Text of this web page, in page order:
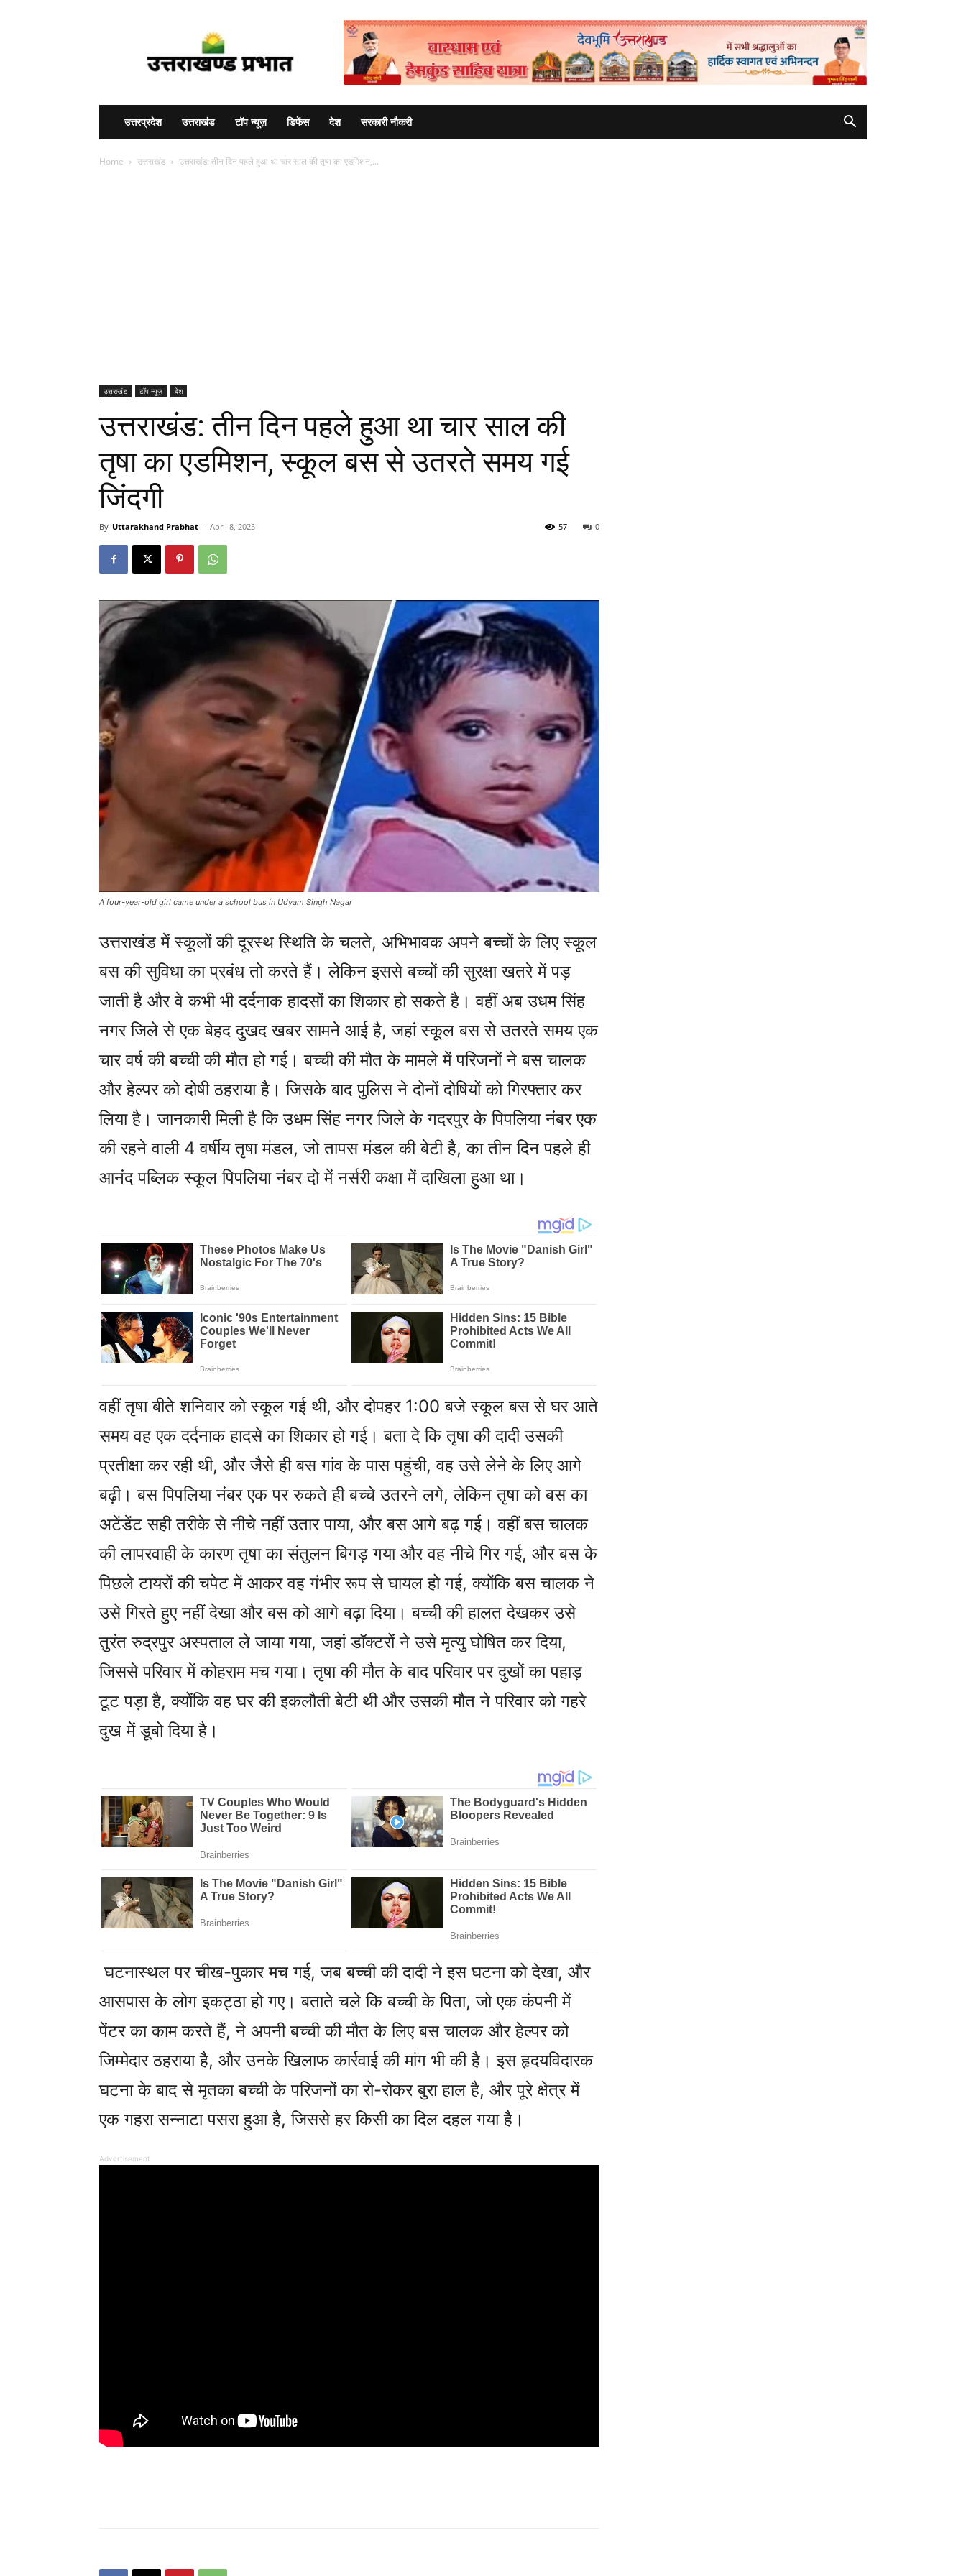
Advertisement
उत्तरप्रदेश उत्तराखंड टॉप न्यूज़ डिफेंस देश सरकारी नौकरी
Home उत्तराखंड उत्तराखंड: तीन दिन पहले हुआ था चार साल की तृषा का एडमिशन,...
उत्तराखंड टॉप न्यूज़ देश
उत्तराखंड: तीन दिन पहले हुआ था चार साल की
तृषा का एडमिशन, स्कूल बस से उतरते समय गई
जिंदगी
By Uttarakhand Prabhat - April 8, 2025 0
57
A four-year-old girl came under a school bus in Udyam Singh Nagar
उत्तराखंड में स्कूलों की दूरस्थ स्थिति के चलते, अभिभावक अपने बच्चों के लिए स्कूल
बस की सुविधा का प्रबंध तो करते हैं। लेकिन इससे बच्चों की सुरक्षा खतरे में पड़
जाती है और वे कभी भी दर्दनाक हादसों का शिकार हो सकते है। वहीं अब उधम सिंह
नगर जिले से एक बेहद दुखद खबर सामने आई है, जहां स्कूल बस से उतरते समय एक
चार वर्ष की बच्ची की मौत हो गई। बच्ची की मौत के मामले में परिजनों ने बस चालक
और हेल्पर को दोषी ठहराया है। जिसके बाद पुलिस ने दोनों दोषियों को गिरफ्तार कर
लिया है। जानकारी मिली है कि उधम सिंह नगर जिले के गदरपुर के पिपलिया नंबर एक
की रहने वाली 4 वर्षीय तृषा मंडल, जो तापस मंडल की बेटी है, का तीन दिन पहले ही
आनंद पब्लिक स्कूल पिपलिया नंबर दो में नर्सरी कक्षा में दाखिला हुआ था।
वहीं तृषा बीते शनिवार को स्कूल गई थी, और दोपहर 1:00 बजे स्कूल बस से घर आते
समय वह एक दर्दनाक हादसे का शिकार हो गई। बता दे कि तृषा की दादी उसकी
प्रतीक्षा कर रही थी, और जैसे ही बस गांव के पास पहुंची, वह उसे लेने के लिए आगे
बढ़ी। बस पिपलिया नंबर एक पर रुकते ही बच्चे उतरने लगे, लेकिन तृषा को बस का
अटेंडेंट सही तरीके से नीचे नहीं उतार पाया, और बस आगे बढ़ गई। वहीं बस चालक
की लापरवाही के कारण तृषा का संतुलन बिगड़ गया और वह नीचे गिर गई, और बस के
पिछले टायरों की चपेट में आकर वह गंभीर रूप से घायल हो गई, क्योंकि बस चालक ने
उसे गिरते हुए नहीं देखा और बस को आगे बढ़ा दिया। बच्ची की हालत देखकर उसे
तुरंत रुद्रपुर अस्पताल ले जाया गया, जहां डॉक्टरों ने उसे मृत्यु घोषित कर दिया,
जिससे परिवार में कोहराम मच गया। तृषा की मौत के बाद परिवार पर दुखों का पहाड़
टूट पड़ा है, क्योंकि वह घर की इकलौती बेटी थी और उसकी मौत ने परिवार को गहरे
दुख में डूबो दिया है।
घटनास्थल पर चीख-पुकार मच गई, जब बच्ची की दादी ने इस घटना को देखा, और
आसपास के लोग इकट्ठा हो गए। बताते चले कि बच्ची के पिता, जो एक कंपनी में
पेंटर का काम करते हैं, ने अपनी बच्ची की मौत के लिए बस चालक और हेल्पर को
जिम्मेदार ठहराया है, और उनके खिलाफ कार्रवाई की मांग भी की है। इस हृदयविदारक
घटना के बाद से मृतका बच्ची के परिजनों का रो-रोकर बुरा हाल है, और पूरे क्षेत्र में
एक गहरा सन्नाटा पसरा हुआ है, जिससे हर किसी का दिल दहल गया है।
Advertisement